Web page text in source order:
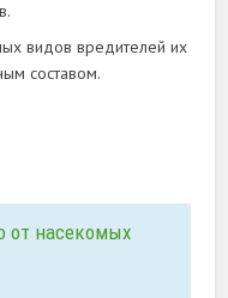
видов вредителей их
составом.
от насекомых